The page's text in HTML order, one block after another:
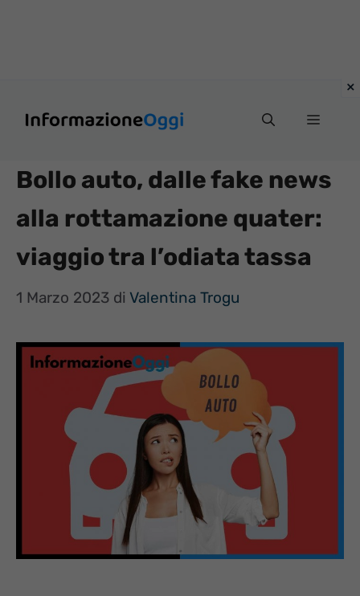
Menu
Bollo auto, dalle fake news
alla rottamazione quater:
viaggio tra l’odiata tassa
1 Marzo 2023 di Valentina Trogu